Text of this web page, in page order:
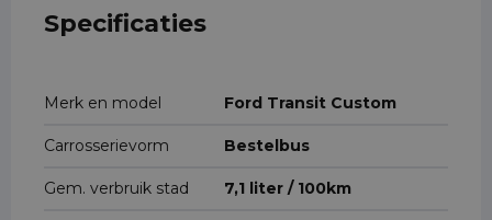
Specificaties
Merk en model Ford Transit Custom
Carrosserievorm Bestelbus
Gem. verbruik stad 7,1 liter / 100km